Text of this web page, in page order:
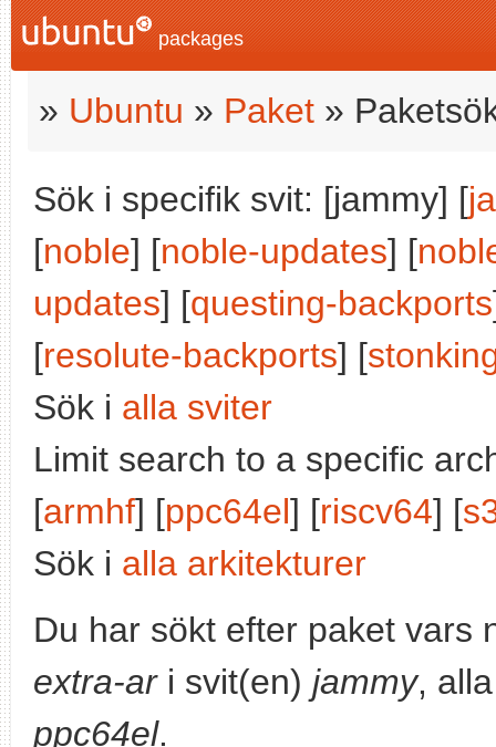
packages
» Ubuntu » Paket »
Sök i specifik svit: [jammy] [
[noble] [noble-updates] [
updates] [questing-backports
[resolute-backports] [
Sök i alla sviter
Limit search to a specific
[armhf] [ppc64el] [riscv64] [
Sök i alla arkitekturer
Du har sökt efter paket vars
extra-ari svit(en) jammy,
ppc64el.